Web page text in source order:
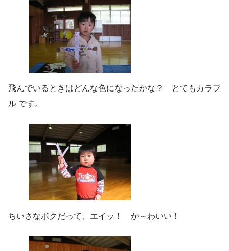
飛んでいるときはどんな色になったかな？ とてもカラフ
ル です。
ちいさなボクだって、エイッ！ か～わいい！